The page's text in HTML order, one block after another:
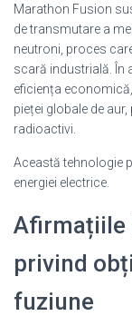
Marathon Fusion
de transmutare a
neutroni, proces
scară industrială. În
eficiența
pieței globale de
radioactivi.
Această tehnologie
energiei electrice.
Afirmațiile
privind
fuziune